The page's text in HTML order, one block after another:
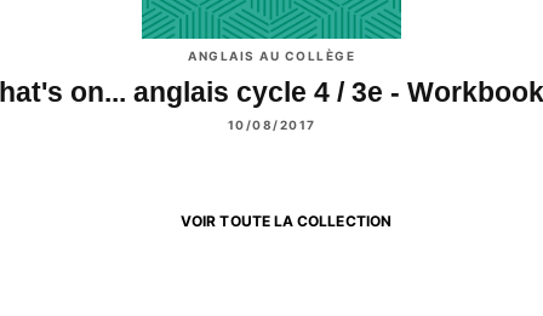
ANGLAIS AU COLLÈGE
on... anglais cycle 4 / 3e -
10/08/2017
VOIR TOUTE LA COLLECTION